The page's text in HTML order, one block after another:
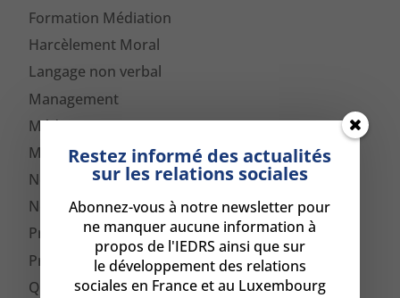
Formation Médiation
Harcèlement Moral
Langage non verbal
Management
Médiation
Médiation Luxembourg
Newsletter
Non classé
Presse
Prévention de conflits
QVT
Restez informé des actualités
sur les relations sociales
Abonnez-vous à notre newsletter pour
ne manquer aucune information à
propos de l'IEDRS ainsi que sur
le développement des relations
sociales en France et au Luxembourg